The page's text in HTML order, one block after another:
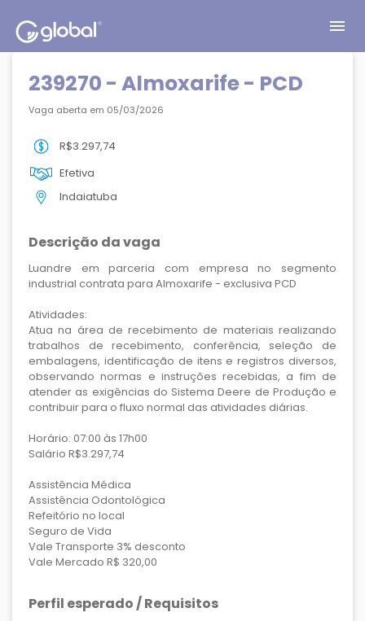
menu
239270 - Almoxarife - PCD
Vaga aberta em 05/03/2026
R$3.297,74
Efetiva
Indaiatuba
Descrição da vaga
Luandre em parceria com empresa no segmento
industrial contrata para Almoxarife - exclusiva PCD
Atividades:
Atua na área de recebimento de materiais realizando
trabalhos de recebimento, conferência, seleção de
embalagens, identificação de itens e registros diversos,
observando normas e instruções recebidas, a fim de
atender as exigências do Sistema Deere de Produção e
contribuir para o fluxo normal das atividades diárias.
Horário: 07:00 às 17h00
Salário R$3.297,74
Assistência Médica
Assistência Odontológica
Refeitório no local
Seguro de Vida
Vale Transporte 3% desconto
Vale Mercado R$ 320,00
Perfil esperado / Requisitos